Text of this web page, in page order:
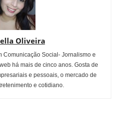
Oliveira
Comunicação Social- Jornalismo e
há mais de cinco anos. Gosta de
e pessoais, o mercado de
e cotidiano.